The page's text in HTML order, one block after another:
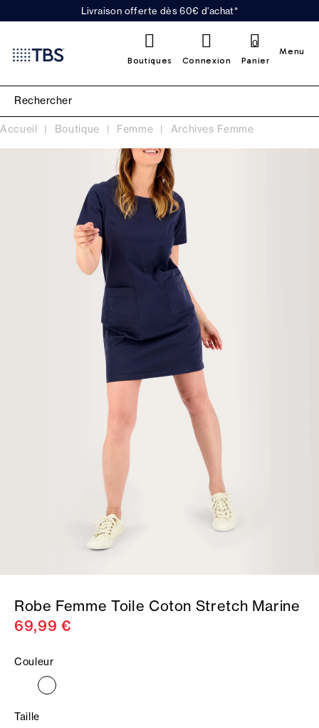
Livraison offerte dès 60€ d'achat*
Boutiques Connexion Panier
0
Menu
Accueil Boutique Femme Archives Femme
Robe Femme Toile Coton Stretch Marine
69,99 €
Couleur
Taille